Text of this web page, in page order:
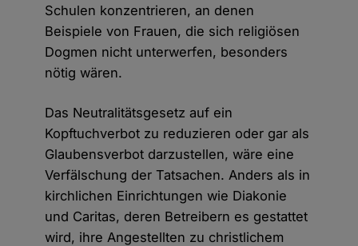
Schulen konzentrieren, an denen
Beispiele von Frauen, die sich religiösen
Dogmen nicht unterwerfen, besonders
nötig wären.
Das Neutralitätsgesetz auf ein
Kopftuchverbot zu reduzieren oder gar als
Glaubensverbot darzustellen, wäre eine
Verfälschung der Tatsachen. Anders als in
kirchlichen Einrichtungen wie Diakonie
und Caritas, deren Betreibern es gestattet
wird, ihre Angestellten zu christlichem